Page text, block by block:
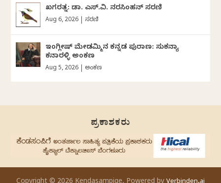
ಖಗರತ್ನ: ಡಾ. ಎಸ್.ವಿ. ನರಸಿಂಹನ್‌‌ ಸರಣಿ
Aug 6, 2026 ಸರಣಿ
ಇಂಗ್ಲೀಷ್ ಮೇಡಮ್ಮಿನ ಕನ್ನಡ ಪುರಾಣ: ಸುಕನ್ಯಾ
ಕನಾರಳ್ಳಿ ಅಂಕಣ
Aug 5, 2026 ಅಂಕಣ
ಪ್ರಕಾಶಕರು